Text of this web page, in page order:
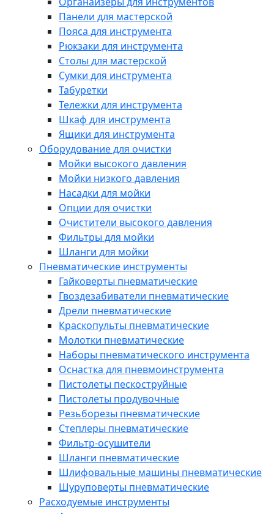
Панели для мастерской
Пояса для инструмента
Рюкзаки для инструмента
Столы для мастерской
Сумки для инструмента
Табуретки
Тележки для инструмента
Шкаф для инструмента
Ящики для инструмента
Оборудование для очистки
Мойки высокого давления
Мойки низкого давления
Насадки для мойки
Опции для очистки
Очистители высокого давления
Фильтры для мойки
Шланги для мойки
Пневматические инструменты
Гайковерты пневматические
Гвоздезабиватели пневматические
Дрели пневматические
Краскопульты пневматические
Молотки пневматические
Наборы пневматического инструмента
Оснастка для пневмоинструмента
Пистолеты пескоструйные
Пистолеты продувочные
Резьборезы пневматические
Степлеры пневматические
Фильтр-осушители
Шланги пневматические
Шлифовальные машины пневматические
Шуруповерты пневматические
Расходуемые инструменты